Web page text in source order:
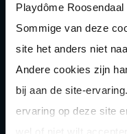
Playdôme
Sommige van deze
site het anders niet
Andere cookies zijn
bij aan de site-
ervaring op deze site